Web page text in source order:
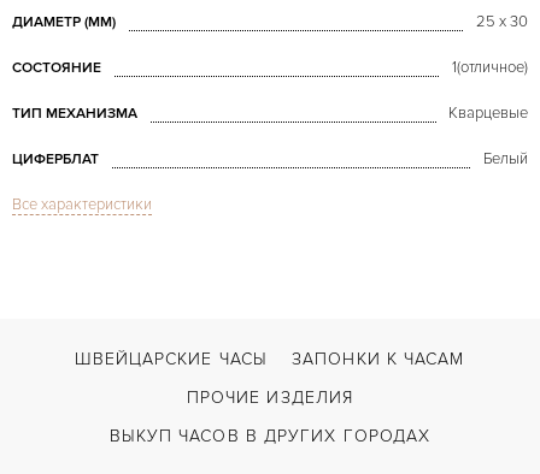
ДИАМЕТР (MM) 25 x 30
СОСТОЯНИЕ 1(отличное)
ТИП МЕХАНИЗМА Кварцевые
ЦИФЕРБЛАТ Белый
СТЕКЛО
Двойной сложности застежка
Все характеристики
ШВЕЙЦАРСКИЕ ЧАСЫ
ЗАПОНКИ К ЧАСАМ
ПРОЧИЕ ИЗДЕЛИЯ
ВЫКУП ЧАСОВ В ДРУГИХ ГОРОДАХ